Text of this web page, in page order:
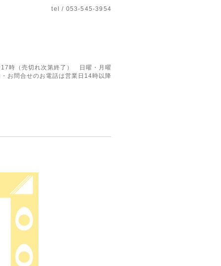
tel / 053-545-3954
時（売切れ次第終了） 日曜・月曜
お問合せのお電話は営業日14時以降